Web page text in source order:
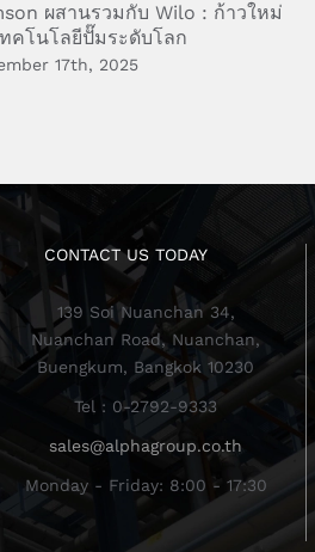
ผสานรวมกับ Wilo : ก้าวใหม่
คโนโลยีปั๊มระดับโลก
17th, 2025
CONTACT US TODAY
139 Soi Nuanchan 34,
Nuanchan Road, Nuanchan,
Buengkum, Bangkok 10230
Tel : 0-2792-9333
sales@alphagroup.co.th
Monday - Friday: 8:00 - 17:30